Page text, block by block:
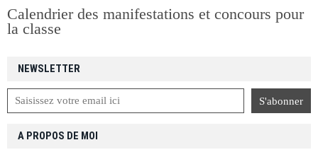
NEWSLETTER
Calendrier des manifestations et concours pour
la classe
A PROPOS DE MOI